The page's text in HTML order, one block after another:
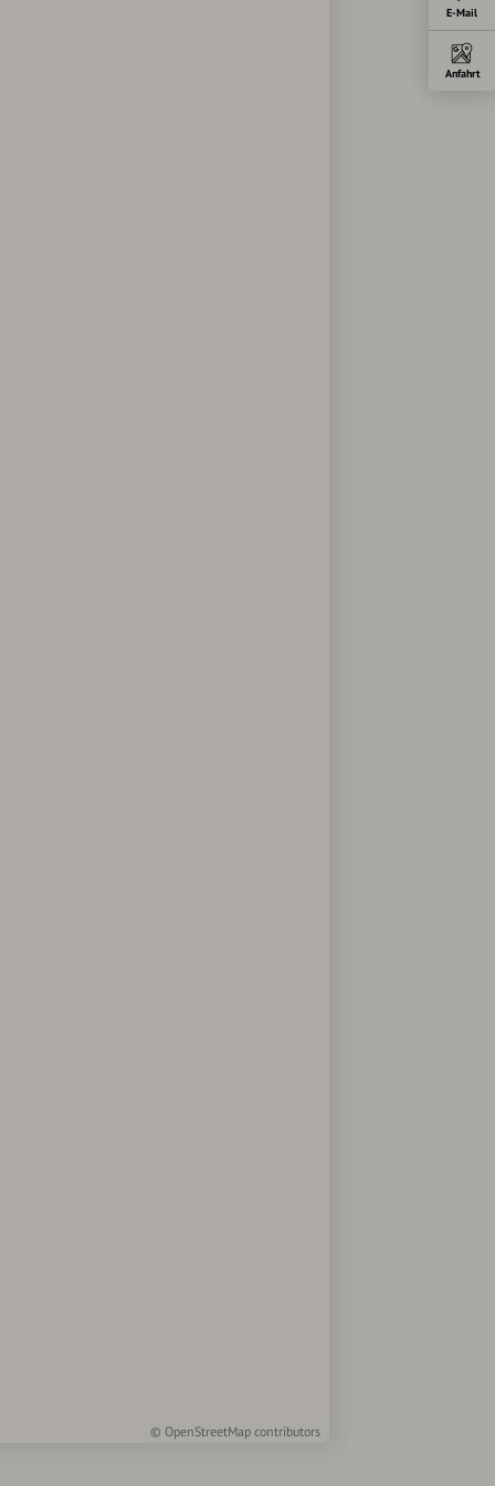
© OpenStreetMap contributors
E-Mail
Anfahrt